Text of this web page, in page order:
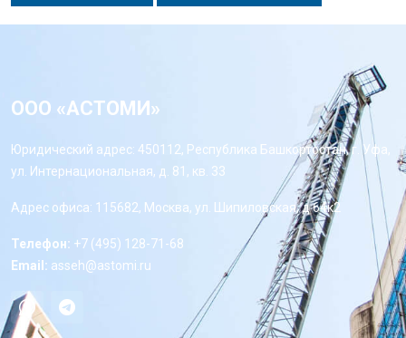
ООО «АСТОМИ»
Юридический адрес: 450112, Республика Башкортостан, г. Уфа,
ул. Интернациональная, д. 81, кв. 33
Адрес офиса: 115682, Москва, ул. Шипиловская, д 64к2
Телефон: +7 (495) 128-71-68
Email: asseh@astomi.ru